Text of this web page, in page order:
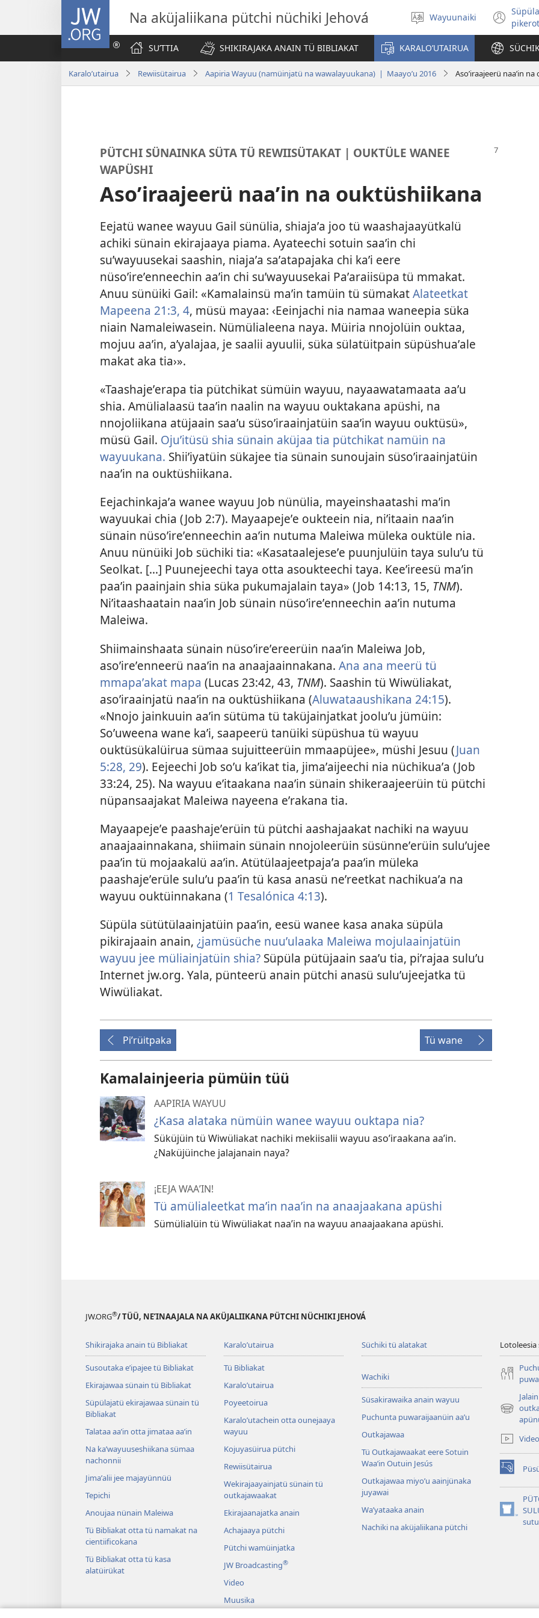
JW.ORG
Na aküjaliikana pütchi nüchiki Jehová
Püneeka
wanee
anüikii
Wayuunaiki
Süpüla
una
SUʼTTIA
SHIKIRAJAKA ANAIN TÜ BIBLIAKAT KARALOʼUTAIRUA
Karaloʼutairua Rewiisütairua Aapiria Wayuu (namüinjatü na wawalayuukana) | Maayoʼu 2016 Asoʼiraajeerü naaʼin
PÜTCHI SÜNAINKA SÜTA TÜ REWIISÜTAKAT | OUKTÜLE WANEE
WAPÜSHI
Asoʼiraajeerü naaʼin na ouktüshiikana
Eejatü wanee wayuu Gail sünülia, shiajaʼa joo tü waashajaayütkalü
achiki sünain ekirajaaya piama. Ayateechi sotuin saaʼin chi
suʼwayuusekai saashin, niajaʼa saʼatapajaka chi kaʼi eere
nüsoʼireʼenneechin aaʼin chi suʼwayuusekai Paʼaraiisüpa tü mmakat.
Anuu sünüiki Gail: «Kamalainsü maʼin tamüin tü sümakatAlateetkat
Mapeena 21:3, 4, müsü mayaa: ‹Eeinjachi nia namaa waneepia süka
niain Namaleiwasein. Nümülialeena naya. Müiria nnojolüin ouktaa,
mojuu aaʼin, aʼyalajaa, je saalii ayuulii, süka sülatüitpain süpüshuaʼale
makat aka tia›».
«Taashajeʼerapa tia pütchikat sümüin wayuu, nayaawatamaata aaʼu
shia. Amülialaasü taaʼin naalin na wayuu ouktakana apüshi, na
nnojoliikana atüjaain saaʼu süsoʼiraainjatüin saaʼin wayuu ouktüsü»,
müsü Gail. Ojuʼitüsü shia sünain aküjaa tia pütchikat namüin na
wayuukana. Shiiʼiyatüin sükajee tia sünain sunoujain süsoʼiraainjatüin
naaʼin na ouktüshiikana.
Eejachinkajaʼa wanee wayuu Job nünülia, mayeinshaatashi maʼin
wayuukai chia (Job 2:7). Mayaapejeʼe oukteein nia, niʼitaain naaʼin
sünain nüsoʼireʼenneechin aaʼin nutuma Maleiwa müleka ouktüle nia.
Anuu nünüiki Job süchiki tia: «Kasataalejeseʼe puunjulüin taya suluʼu tü
Seolkat. [...] Puunejeechi taya otta asoukteechi taya. Keeʼireesü maʼin
paaʼin paainjain shia süka pukumajalain taya» (Job 14:13, 15, TNM).
Niʼitaashaatain naaʼin Job sünain nüsoʼireʼenneechin aaʼin nutuma
Maleiwa.
Shiimainshaata sünain nüsoʼireʼereerüin naaʼin Maleiwa Job,
asoʼireʼenneerü naaʼin na anaajaainnakana. Ana ana meerü tü
mmapaʼakat mapa (Lucas 23:42, 43, TNM). Saashin tü Wiwüliakat,
asoʼiraainjatü naaʼin na ouktüshiikana (Aluwataaushikana 24:15).
«Nnojo jainkuuin aaʼin sütüma tü taküjainjatkat jooluʼu jümüin:
Soʼuweena wane kaʼi, saapeerü tanüiki süpüshua tü wayuu
ouktüsükalüirua sümaa sujuitteerüin mmaapüjee», müshi Jesuu (Juan
5:28, 29). Eejeechi Job soʼu kaʼikat tia, jimaʼaijeechi nia nüchikuaʼa (Job
33:24, 25). Na wayuu eʼitaakana naaʼin sünain shikeraajeerüin tü pütchi
nüpansaajakat Maleiwa nayeena eʼrakana tia.
Mayaapejeʼe paashajeʼerüin tü pütchi aashajaakat nachiki na wayuu
anaajaainnakana, shiimain sünain nnojoleerüin süsünneʼerüin suluʼujee
paaʼin tü mojaakalü aaʼin. Atütülaajeetpajaʼa paaʼin müleka
paashajeʼerüle suluʼu paaʼin tü kasa anasü neʼreetkat nachikuaʼa na
wayuu ouktüinnakana (1 Tesalónica 4:13).
Süpüla sütütülaainjatüin paaʼin, eesü wanee kasa anaka süpüla
pikirajaain anain, ¿jamüsüche nuuʼulaaka Maleiwa mojulaainjatüin
wayuu jee müliainjatüin shia? Süpüla pütüjaain saaʼu tia, piʼrajaa suluʼu
Internet jw.org. Yala, pünteerü anain pütchi anasü suluʼujeejatka tü
Wiwüliakat.
Piʼrüitpaka Tü wane
Kamalainjeeria pümüin tüü
AAPIRIA WAYUU
¿Kasa alataka nümüin wanee wayuu ouktapa nia?
Süküjüin tü Wiwüliakat nachiki mekiisalii wayuu asoʼiraakana aaʼin.
¿Naküjüinche jalajanain naya?
¡EEJA WAAʼIN!
Tü amülialeetkat maʼin naaʼin na anaajaakana apüshi
Sümülialüin tü Wiwüliakat naaʼin na wayuu anaajaakana apüshi.
JW.ORG®/ TÜÜ, NEʼINAAJALA NA AKÜJALIIKANA PÜTCHI NÜCHIKI JEHOVÁ
Shikirajaka anain tü Bibliakat
Susoutaka eʼipajee tü Bibliakat
Ekirajawaa sünain tü Bibliakat
Süpülajatü ekirajawaa sünain tü
Bibliakat
Talataa aaʼin otta jimataa aaʼin
Na kaʼwayuuseshiikana sümaa
nachonnii
Jimaʼalii jee majayünnüü
Tepichi
Anoujaa nünain Maleiwa
Tü Bibliakat otta tü namakat na
cientiificokana
Tü Bibliakat otta tü kasa
alatüirükat
Karaloʼutairua
Tü Bibliakat
Karaloʼutairua
Poyeetoirua
Karaloʼutachein otta ounejaaya
wayuu
Kojuyasüirua pütchi
Rewiisütairua
Wekirajaayainjatü sünain tü
outkajawaakat
Ekirajaanajatka anain
Achajaaya pütchi
Pütchi wamüinjatka
JW Broadcasting®
Video
Muusika
Süchiki tü alatakat
Wachiki
Süsakirawaika anain wayuu
Puchunta puwaraijaanüin aaʼu
Outkajawaa
Tü Outkajawaakat eere Sotuin
Waaʼin Outuin Jesús
Outkajawaa miyo’u aainjünaka
juyawai
Waʼyataaka anain
Nachiki na aküjaliikana pütchi
(abre
nuevaVideo
(abre
una
ventana)
(abre